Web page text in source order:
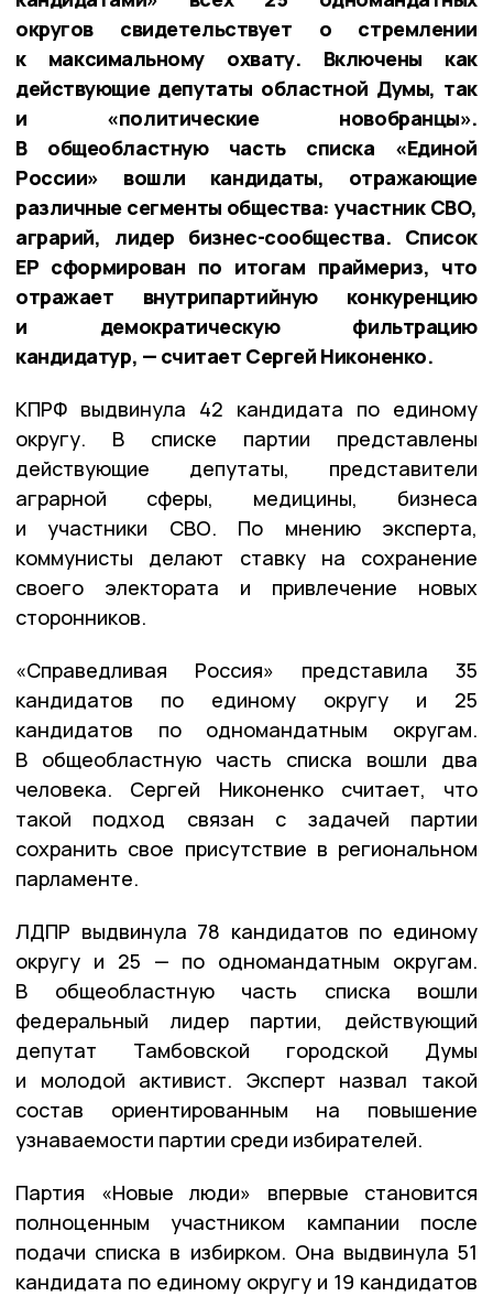
округов свидетельствует о стремлении
к максимальному охвату. Включены как
действующие депутаты областной Думы, так
и «политические новобранцы».
В общеобластную часть списка «Единой
России» вошли кандидаты, отражающие
различные сегменты общества: участник СВО,
аграрий, лидер бизнес-сообщества. Список
ЕР сформирован по итогам праймериз, что
отражает внутрипартийную конкуренцию
и демократическую фильтрацию
кандидатур, — считает Сергей Никоненко.
КПРФ выдвинула 42 кандидата по единому
округу. В списке партии представлены
действующие депутаты, представители
аграрной сферы, медицины, бизнеса
и участники СВО. По мнению эксперта,
коммунисты делают ставку на сохранение
своего электората и привлечение новых
сторонников.
«Справедливая Россия» представила 35
кандидатов по единому округу и 25
кандидатов по одномандатным округам.
В общеобластную часть списка вошли два
человека. Сергей Никоненко считает, что
такой подход связан с задачей партии
сохранить свое присутствие в региональном
парламенте.
ЛДПР выдвинула 78 кандидатов по единому
округу и 25 — по одномандатным округам.
В общеобластную часть списка вошли
федеральный лидер партии, действующий
депутат Тамбовской городской Думы
и молодой активист. Эксперт назвал такой
состав ориентированным на повышение
узнаваемости партии среди избирателей.
Партия «Новые люди» впервые становится
полноценным участником кампании после
подачи списка в избирком. Она выдвинула 51
кандидата по единому округу и 19 кандидатов